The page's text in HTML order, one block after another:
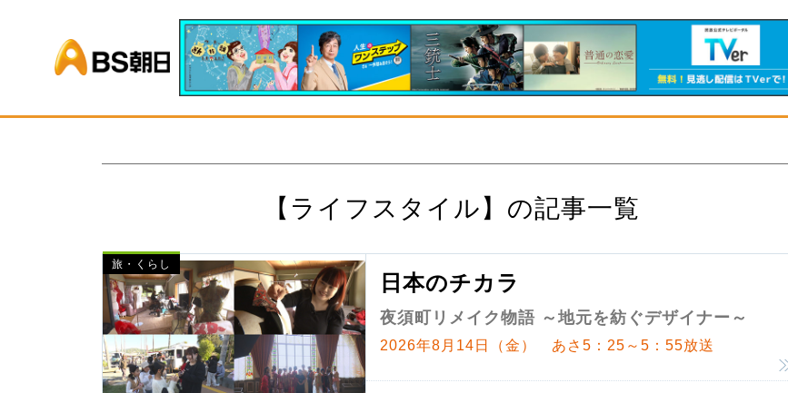
BS朝日
【ライフスタイル】の記事一覧
旅・くらし
日本のチカラ
夜須町リメイク物語 ～地元を紡ぐデザイナー～
2026年8月14日（金） あさ5：25～5：55放送